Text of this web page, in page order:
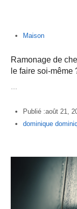
Maison
Ramonage de
le faire soi-même
Publié :août 21,
Author
dominique